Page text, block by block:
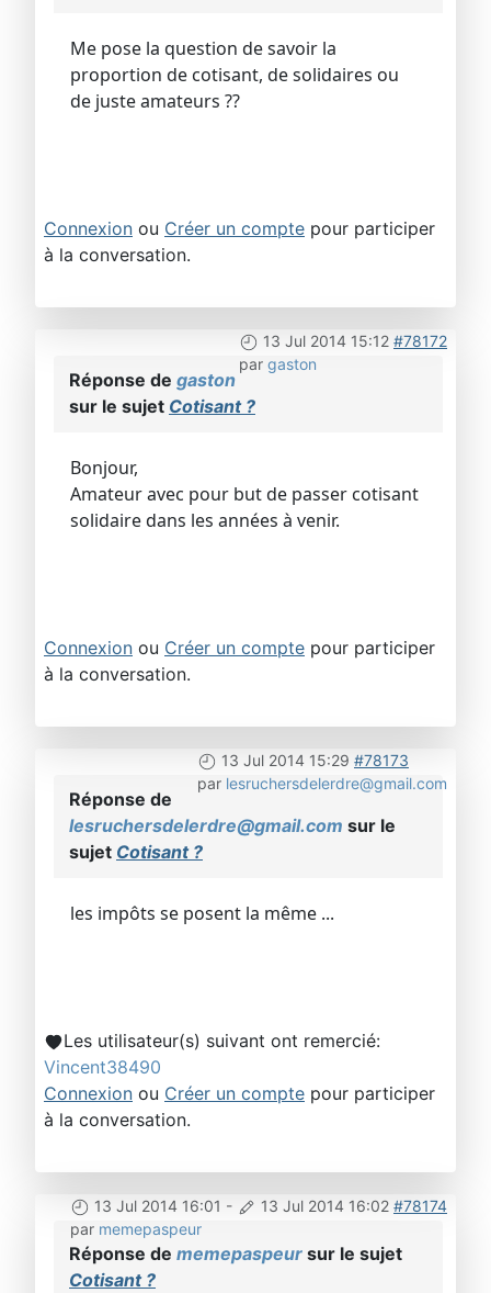
Me pose la question de savoir la
proportion de cotisant, de solidaires ou
de juste amateurs ??
Connexion ou Créer un compte pour participer
à la conversation.
13 Jul 2014 15:12 #78172
par gaston
Réponse de gaston
sur le sujet Cotisant ?
Bonjour,
Amateur avec pour but de passer cotisant
solidaire dans les années à venir.
Connexion ou Créer un compte pour participer
à la conversation.
13 Jul 2014 15:29 #78173
par lesruchersdelerdre@gmail.com
Réponse de
lesruchersdelerdre@gmail.com sur le
sujet Cotisant ?
les impôts se posent la même ...
Les utilisateur(s) suivant ont remercié:
Vincent38490
Connexion ou Créer un compte pour participer
à la conversation.
13 Jul 2014 16:01 - 13 Jul 2014 16:02 #78174
par memepaspeur
Réponse de memepaspeur sur le sujet
Cotisant ?